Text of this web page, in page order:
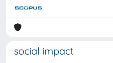
social impact